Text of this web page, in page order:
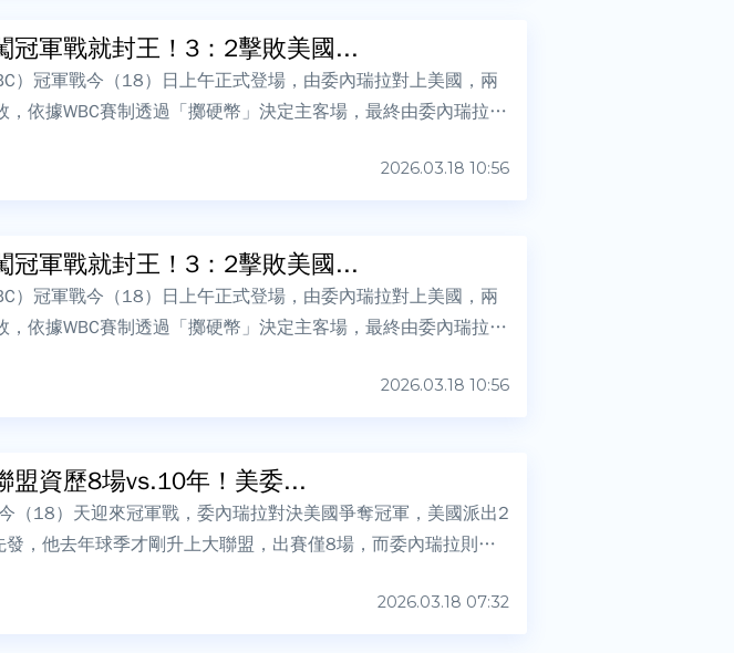
冠軍戰就封王！3：2擊敗美國...
2026.03.18 10:56
）冠軍戰今（18）日上午正式登場，由委內瑞拉對上美國，兩
依據WBC賽制透過「擲硬幣」決定主客場，最終由委內瑞拉先
冠軍戰就封王！3：2擊敗美國...
2026.03.18 10:56
）冠軍戰今（18）日上午正式登場，由委內瑞拉對上美國，兩
依據WBC賽制透過「擲硬幣」決定主客場，最終由委內瑞拉先
盟資歷8場vs.10年！美委...
2026.03.18 07:32
（18）天迎來冠軍戰，委內瑞拉對決美國爭奪冠軍，美國派出2
，他去年球季才剛升上大聯盟，出賽僅8場，而委內瑞拉則派